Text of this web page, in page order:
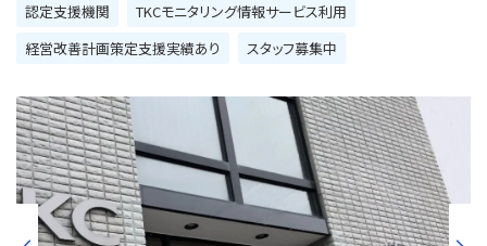
認定支援機関
TKCモニタリング情報サービス利用
経営改善計画策定支援実績あり
スタッフ募集中